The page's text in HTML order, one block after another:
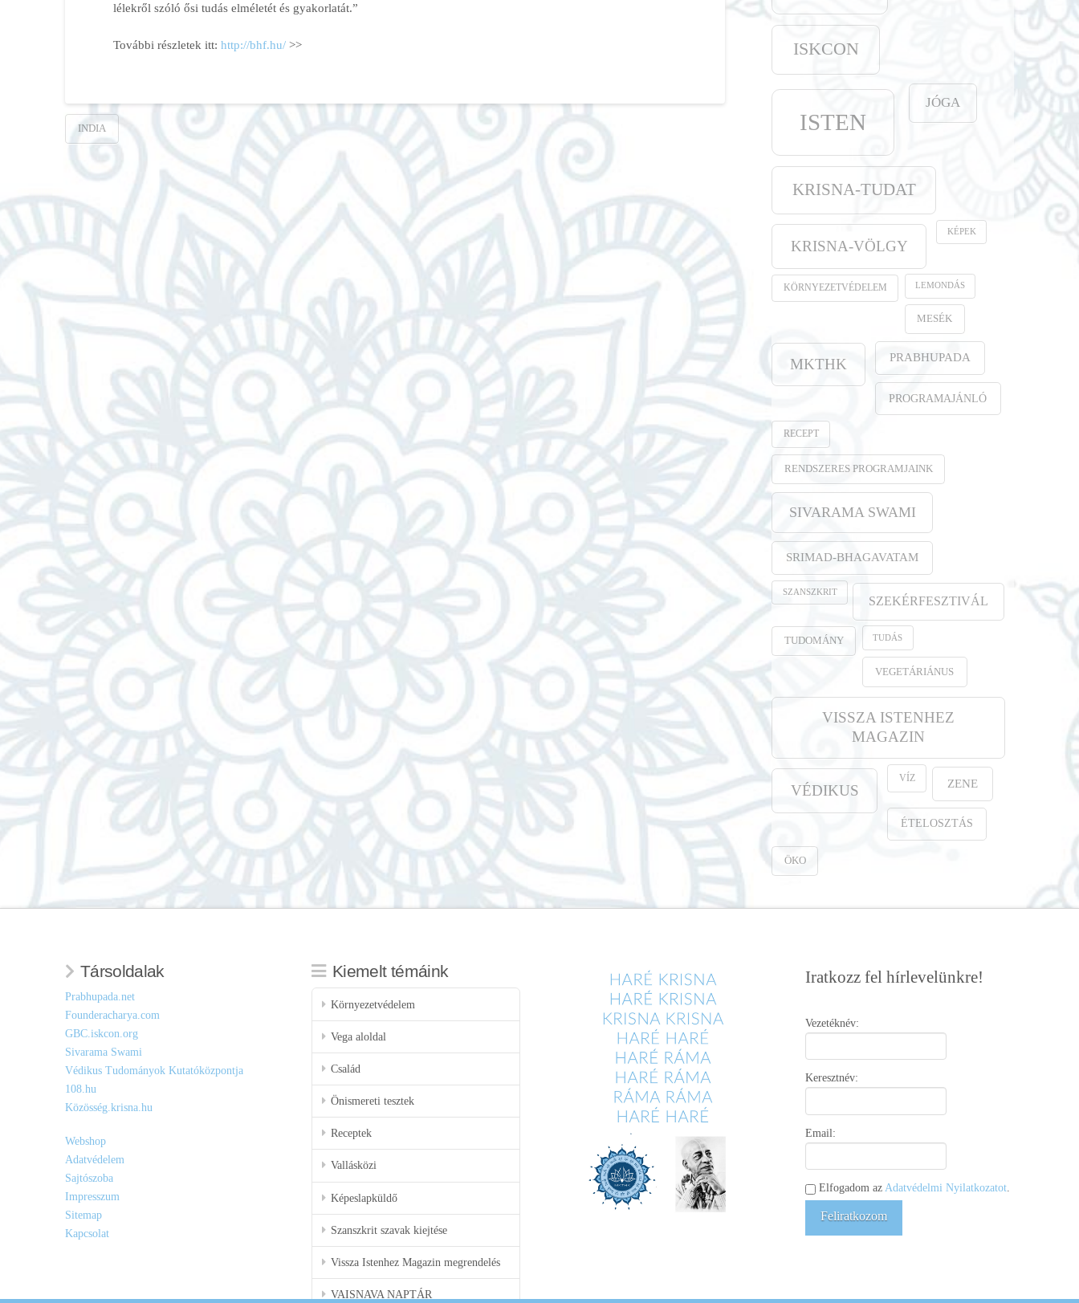
lélekről szóló ősi tudás elméletét és gyakorlatát.”
További részletek itt: http://bhf.hu/>>
INDIA
ISKCON
ISTEN
JÓGA
KRISNA-TUDAT
KRISNA-VÖLGY
KÉPEK
KÖRNYEZETVÉDELEM LEMONDÁS
MESÉK
MKTHK PRABHUPADA
PROGRAMAJÁNLÓ
RECEPT
RENDSZERES PROGRAMJAINK
SIVARAMA SWAMI
SRIMAD-BHAGAVATAM
SZANSZKRIT
SZEKÉRFESZTIVÁL
TUDOMÁNY TUDÁS
VEGETÁRIÁNUS
VISSZA ISTENHEZ
MAGAZIN
VÉDIKUS
VÍZ ZENE
ÉTELOSZTÁS
ÖKO
Társoldalak
Prabhupada.net
Founderacharya.com
GBC.iskcon.org
Sivarama Swami
Védikus Tudományok Kutatóközpontja
108.hu
Közösség.krisna.hu
Webshop
Adatvédelem
Sajtószoba
Impresszum
Sitemap
Kapcsolat
Kiemelt témáink
Környezetvédelem
Vega aloldal
Család
Önismereti tesztek
Receptek
Vallásközi
Képeslapküldő
Szanszkrit szavak kiejtése
Vissza Istenhez Magazin megrendelés
VAISNAVA NAPTÁR
Iratkozz fel hírlevelünkre!
Vezetéknév:
Keresztnév:
Email:
Elfogadom azAdatvédelmi Nyilatkozatot.
Feliratkozom